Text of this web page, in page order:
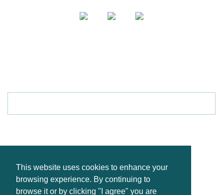
This website uses cookies to enhance your
browsing experience. By continuing to
browse it or by clicking "I agree" you are
POLITIQUE DE CONFIDENTIALITÉ
PLAN DU SITE